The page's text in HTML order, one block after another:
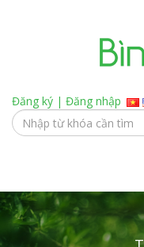
Đăng ký | Đăng nhập